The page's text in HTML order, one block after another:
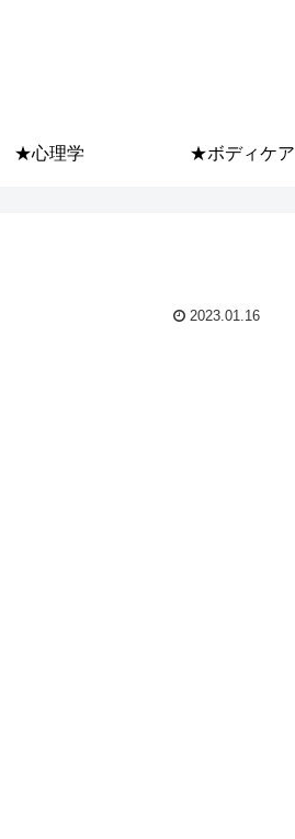
★心理学 ★ボディケア
2023.01.16